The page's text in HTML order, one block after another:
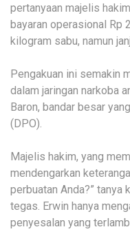
pertanyaan majelis
bayaran operasional Rp
kilogram sabu, namun
Pengakuan ini semakin
dalam jaringan narkoba
Baron, bandar besar
(DPO).
Majelis hakim, yang
mendengarkan
perbuatan Anda?” tanya
tegas. Erwin hanya
penyesalan yang